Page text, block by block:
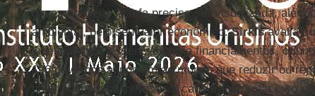
gases do efeito estufa precisa ser visualizada, além
ambiental, pelo seu valor econômico.Sirkisavalia
investimentos essenciais para financiamentos,
196 governos anunciam ao mundo que reduzir ou
valor econômico intrínseco, cabe transformar isso